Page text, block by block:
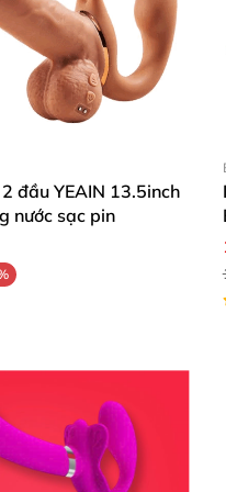
(nên dùng kèm với bao
đầu YEAIN 13.5inch
nước sạc pin